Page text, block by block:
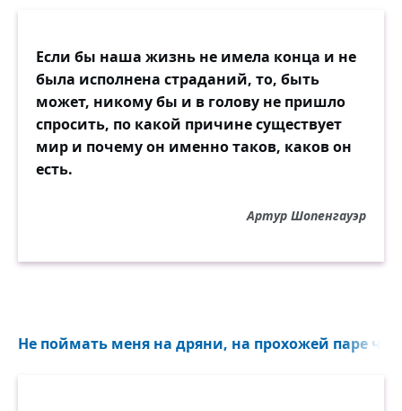
Если бы наша жизнь не имела конца и не
была исполнена страданий, то, быть
может, никому бы и в голову не пришло
спросить, по какой причине существует
мир и почему он именно таков, каков он
есть.
Артур Шопенгауэр
Не поймать меня на дряни, на прохожей паре